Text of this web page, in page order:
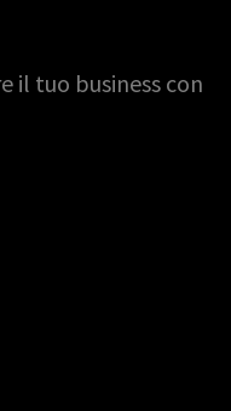
il tuo business con